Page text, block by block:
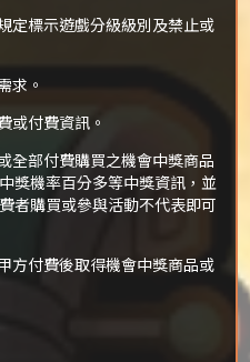
標示遊戲分級級別及禁止或
求。
或付費資訊。
部付費購買之機會中獎商品
獎機率百分多等中獎資訊，並
者購買或參與活動不代表即可
付費後取得機會中獎商品或